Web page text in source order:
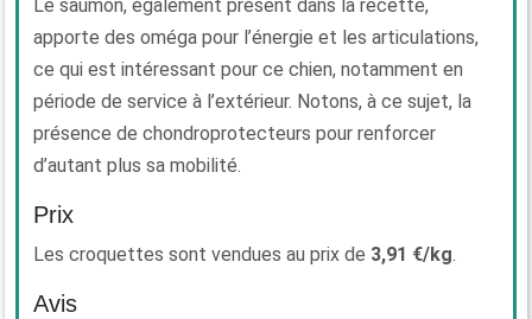
Le saumon, également présent dans la recette,
apporte des oméga pour l’énergie et les articulations,
ce qui est intéressant pour ce chien, notamment en
période de service à l’extérieur. Notons, à ce sujet, la
présence de chondroprotecteurs pour renforcer
d’autant plus sa mobilité.
Prix
Les croquettes sont vendues au prix de 3,91 €/kg.
Avis